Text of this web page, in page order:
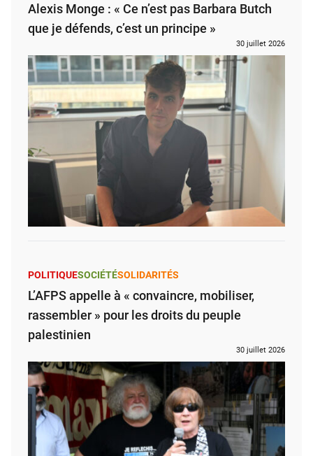
Alexis Monge : « Ce n’est pas Barbara Butch
que je défends, c’est un principe »
30 juillet 2026
POLITIQUESOCIÉTÉSOLIDARITÉS
L’AFPS appelle à « convaincre, mobiliser,
rassembler » pour les droits du peuple
palestinien
30 juillet 2026